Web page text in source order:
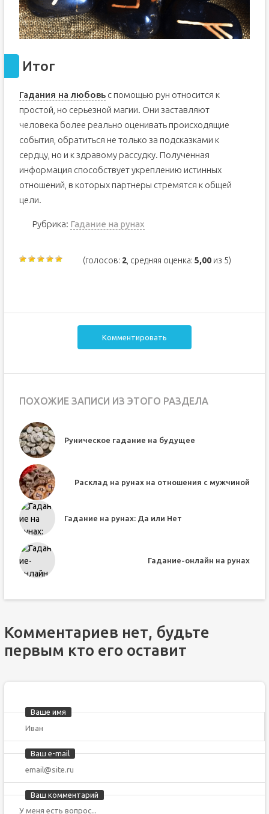
Итог
Гадания на любовьс помощью рун относится к
простой, но серьезной магии. Они заставляют
человека более реально оценивать происходящие
события, обратиться не только за подсказками к
сердцу, но и к здравому рассудку. Полученная
информация способствует укреплению истинных
отношений, в которых партнеры стремятся к общей
цели.
Рубрика: Гадание на рунах
(голосов: 2, средняя оценка: 5,00из 5)
Комментировать
ПОХОЖИЕ ЗАПИСИ ИЗ ЭТОГО РАЗДЕЛА
Руническое гадание на будущее
Расклад на рунах на отношения с мужчиной
Гадание на рунах: Да или Нет
Гадание-онлайн на рунах
Комментариев нет, будьте
первым кто его оставит
Ваше имя
Ваш e-mail
Ваш комментарий